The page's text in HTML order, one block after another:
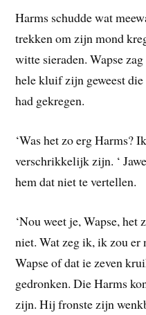
Harms schudde wat
trekken om zijn mond
witte sieraden. Wapse
hele kluif zijn geweest
had gekregen.
‘Was het zo erg Harms?
verschrikkelijk zijn. ‘
hem dat niet te vertellen.
‘Nou weet je, Wapse,
niet. Wat zeg ik, ik zou
Wapse of dat ie zeven
gedronken. Die Harms
zijn. Hij fronste zijn